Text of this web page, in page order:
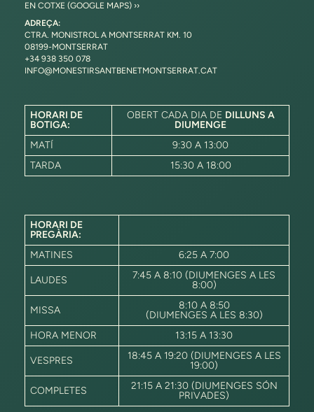
EN COTXE (GOOGLE MAPS) ››
ADREÇA:
CTRA. MONISTROL A MONTSERRAT KM. 10
08199-MONTSERRAT
+34 938 350 078
INFO@MONESTIRSANTBENETMONTSERRAT.CAT
HORARI DE
BOTIGA:
OBERT CADA DIA DE DILLUNS A
DIUMENGE
MATÍ
9:30 A 13:00
TARDA
15:30 A 18:00
HORARI DE
PREGÀRIA:
MATINES
6:25 A 7:00
LAUDES
7:45 A 8:10 (DIUMENGES A LES
8:00)
MISSA
8:10 A 8:50
(DIUMENGES A LES 8:30)
HORA MENOR
13:15 A 13:30
VESPRES
18:45 A 19:20 (DIUMENGES A LES
19:00)
COMPLETES
21:15 A 21:30 (DIUMENGES SÓN
PRIVADES)